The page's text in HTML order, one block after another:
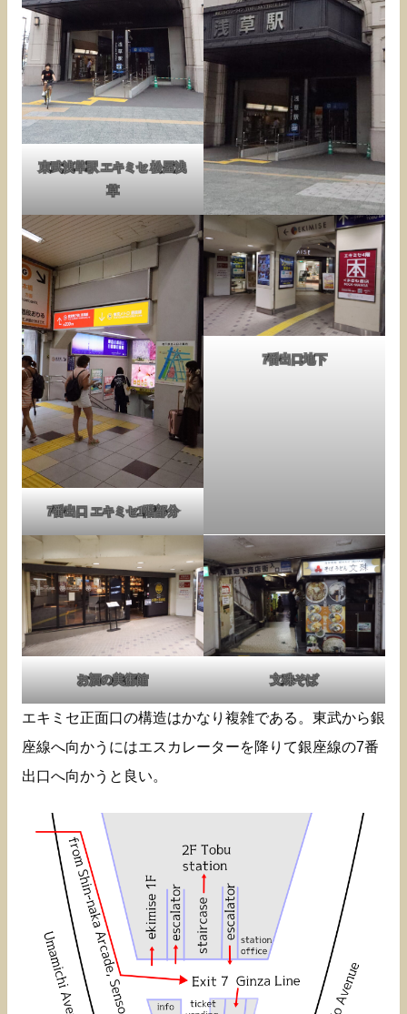
東武浅草駅 エキミセ 松屋浅
草
7番出口 エキミセ1階部分
7番出口地下
お酒の美術館 文殊そば
エキミセ正面口の構造はかなり複雑である。東武から銀
座線へ向かうにはエスカレーターを降りて銀座線の7番
出口へ向かうと良い。